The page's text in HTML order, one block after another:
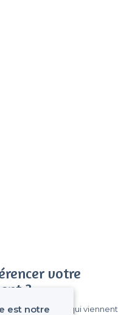
votre
?
de visiteurs qui viennent
est notre